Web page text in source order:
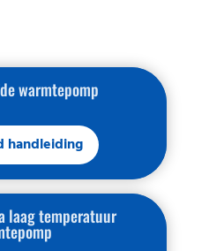
warmtepomp
handleiding
laag temperatuur